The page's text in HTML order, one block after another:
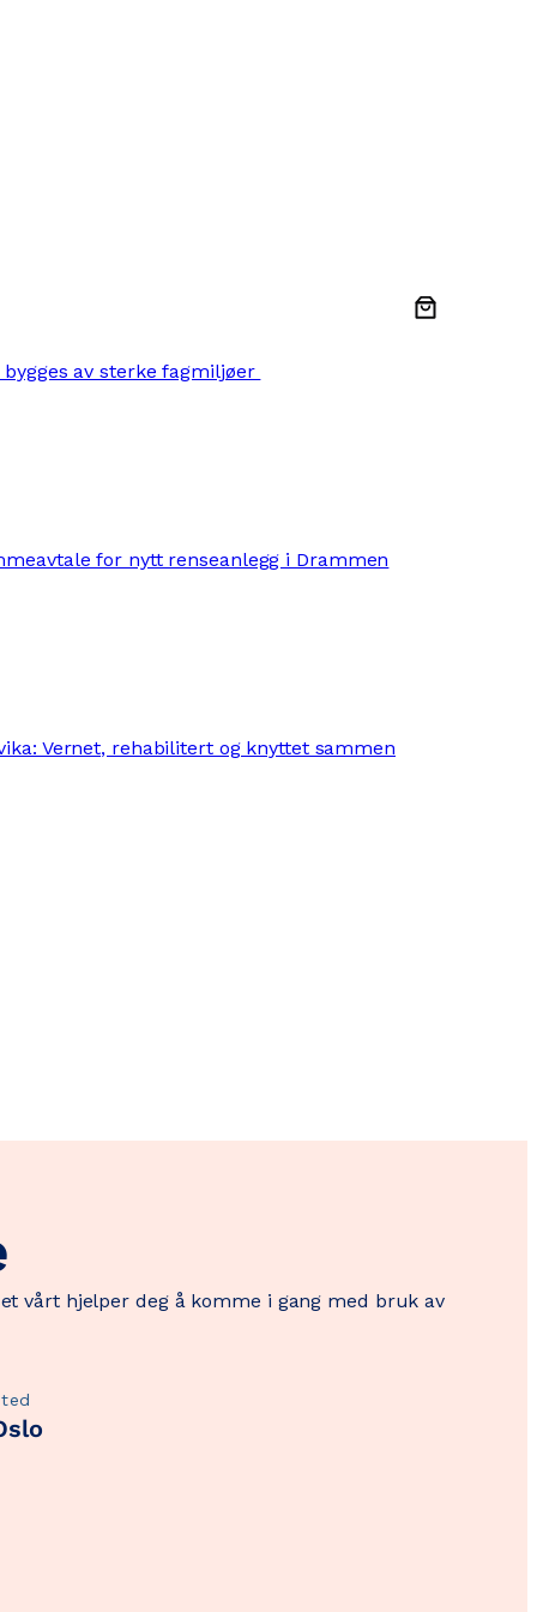
av sterke fagmiljøer
for nytt renseanlegg i Drammen
Vernet, rehabilitert og knyttet sammen
vårt hjelper deg å komme i gang med bruk av